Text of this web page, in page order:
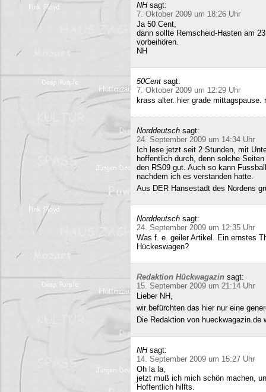
NH sagt:
7. Oktober 2009 um 18:26 Uhr
Ja 50 Cent,
dann sollte Remscheid-Hasten am
vorbeihören.
NH
50Cent sagt:
7. Oktober 2009 um 12:29 Uhr
krass alter. hier grade
Norddeutsch sagt:
24. September 2009 um 14:34 Uhr
Ich lese jetzt seit 2 Stunden, mit
hoffentlich durch, denn solche
den RS09 gut. Auch so kann
nachdem ich es verstanden hatte.
Aus DER Hansestadt des Nordens
Norddeutsch sagt:
24. September 2009 um 12:35 Uhr
Was f. e. geiler Artikel. Ein ernstes
Hückeswagen?
Redaktion Hückwagazin sagt:
15. September 2009 um 21:14 Uhr
Lieber NH,
wir befürchten das hier nur eine
Die Redaktion von
NH sagt:
14. September 2009 um 15:27 Uhr
Oh la la,
jetzt muß ich mich schön machen,
Hoffentlich hilfts.